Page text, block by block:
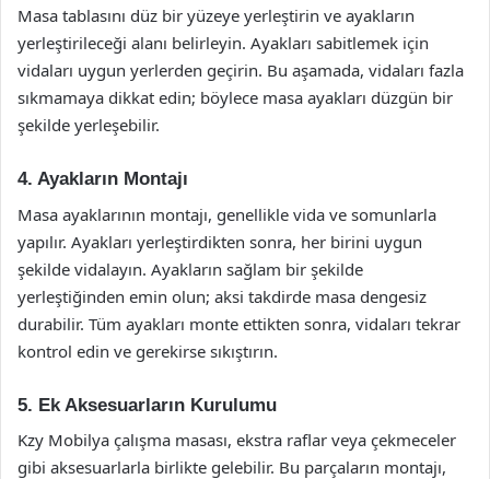
Masa tablasını düz bir yüzeye yerleştirin ve ayakların
yerleştirileceği alanı belirleyin. Ayakları sabitlemek için
vidaları uygun yerlerden geçirin. Bu aşamada, vidaları fazla
sıkmamaya dikkat edin; böylece masa ayakları düzgün bir
şekilde yerleşebilir.
4. Ayakların Montajı
Masa ayaklarının montajı, genellikle vida ve somunlarla
yapılır. Ayakları yerleştirdikten sonra, her birini uygun
şekilde vidalayın. Ayakların sağlam bir şekilde
yerleştiğinden emin olun; aksi takdirde masa dengesiz
durabilir. Tüm ayakları monte ettikten sonra, vidaları tekrar
kontrol edin ve gerekirse sıkıştırın.
5. Ek Aksesuarların Kurulumu
Kzy Mobilya çalışma masası, ekstra raflar veya çekmeceler
gibi aksesuarlarla birlikte gelebilir. Bu parçaların montajı,